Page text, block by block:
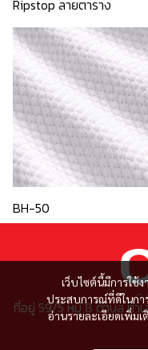
Ripstop ลายตาราง
BH-50
เว็บไซต์นี้มีการใช้
ประสบการณ์ที่ดีในกา
อ่านรายละเอียดเพิ่ม
ที่อยู่ 59/5 หมู่ 8 ตำบล ท่า